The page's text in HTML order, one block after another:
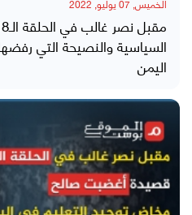
السياسية والنصيحة التي
اليمن